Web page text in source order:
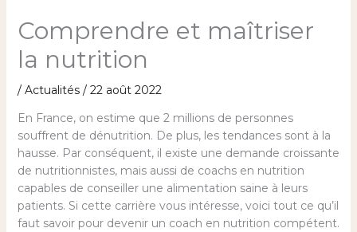
Comprendre et maîtriser
la nutrition
/ Actualités/ 22 août 2022
En France, on estime que 2 millions de personnes
souffrent de dénutrition. De plus, les tendances sont à la
hausse. Par conséquent, il existe une demande croissante
de nutritionnistes, mais aussi de coachs en nutrition
capables de conseiller une alimentation saine à leurs
patients. Si cette carrière vous intéresse, voici tout ce qu’il
faut savoir pour devenir un coach en nutrition compétent.